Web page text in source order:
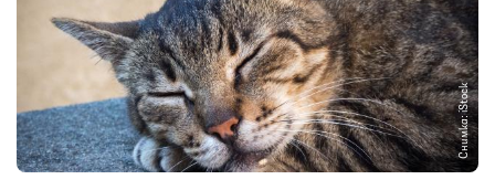
Снимка: iStock